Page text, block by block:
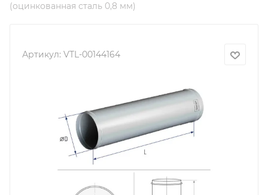
(оцинкованная сталь 0,8 мм)
Артикул: VTL-00144164